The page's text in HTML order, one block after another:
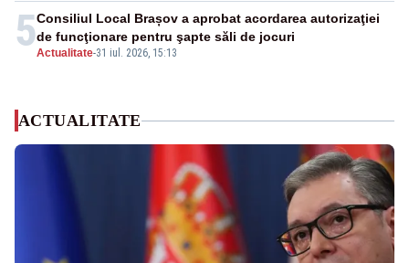
5Actualitate-31 iul. 2026, 15:13
Consiliul Local Brașov a aprobat acordarea autorizaţiei
de funcţionare pentru şapte săli de jocuri
ACTUALITATE